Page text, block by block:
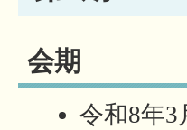
会期
令和8年3